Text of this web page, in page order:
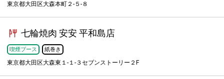
東京都大田区大森本町２-５-８
七輪焼肉 安安 平和島店
喫煙ブース 紙巻き
東京都大田区大森東１-１-３セブンストーリー２F